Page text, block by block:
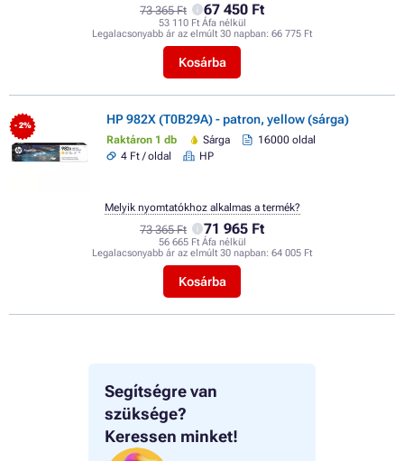
Segítségre van
szüksége?
Keressen minket!
73 365 Ft 67 450 Ft
53 110 Ft Áfa nélkül
Legalacsonyabb ár az elmúlt 30 napban: 66 775 Ft
Kosárba
- 2% HP 982X (T0B29A) - patron, yellow (sárga)
Raktáron 1 db Sárga
16000 oldal
4 Ft / oldal
HP
73 365 Ft 71 965 Ft
56 665 Ft Áfa nélkül
Legalacsonyabb ár az elmúlt 30 napban: 64 005 Ft
Kosárba
Melyik nyomtatókhoz alkalmas a termék?